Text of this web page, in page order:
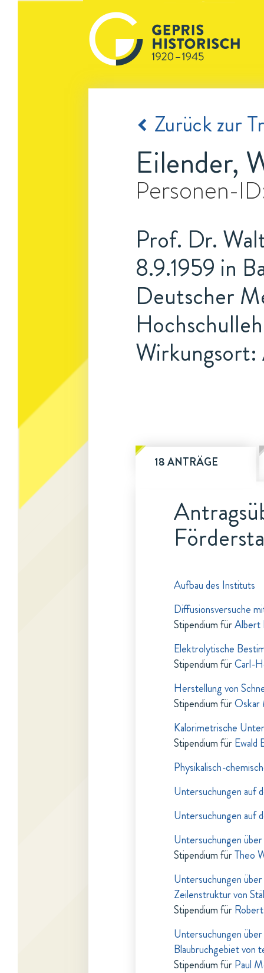
Zurück zur
Eilender,
Personen-
Prof. Dr.
8.9.1959 in
Deutscher
Wirkungsort:
18 ANTRÄGE
Aufbau des Instituts
Diffusionsversuche
Stipendium fürAlbert
Elektrolytische
Stipendium fürCarl-
Herstellung von
Stipendium fürOskar
Kalorimetrische
Stipendium fürEwald
Physikalisch-
Untersuchungen auf
Untersuchungen auf
Untersuchungen
Stipendium fürTheo
Untersuchungen
Zeilenstruktur von
Stipendium für
Untersuchungen
Blaubruchgebiet von
Stipendium fürPaul